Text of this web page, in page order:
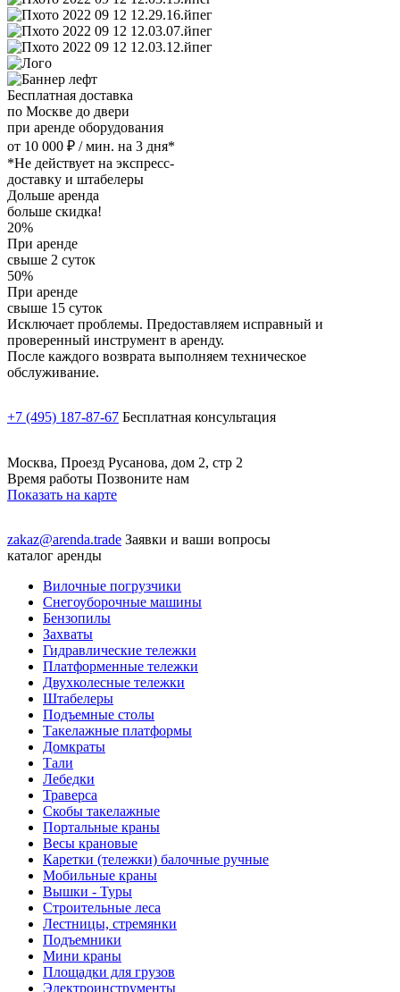
Бесплатная доставка
по Москве до двери
при аренде оборудования
от 10 000 ₽ / мин. на 3 дня*
*Не действует на экспресс-
доставку и штабелеры
Дольше аренда
больше скидка!
20%
При аренде
свыше 2 суток
50%
При аренде
свыше 15 суток
Исключает проблемы. Предоставляем исправный и
проверенный инструмент в аренду.
После каждого возврата выполняем техническое
обслуживание.
+7 (495) 187-87-67 Бесплатная консультация
Москва, Проезд Русанова, дом 2, стр 2
Время работы Позвоните нам
Показать на карте
zakaz@arenda.trade Заявки и ваши вопросы
каталог аренды
Вилочные погрузчики
Снегоуборочные машины
Бензопилы
Захваты
Гидравлические тележки
Платформенные тележки
Двухколесные тележки
Штабелеры
Подъемные столы
Такелажные платформы
Домкраты
Тали
Лебедки
Траверса
Скобы такелажные
Портальные краны
Весы крановые
Каретки (тележки) балочные ручные
Мобильные краны
Вышки - Туры
Строительные леса
Лестницы, стремянки
Подъемники
Мини краны
Площадки для грузов
Электроинструменты